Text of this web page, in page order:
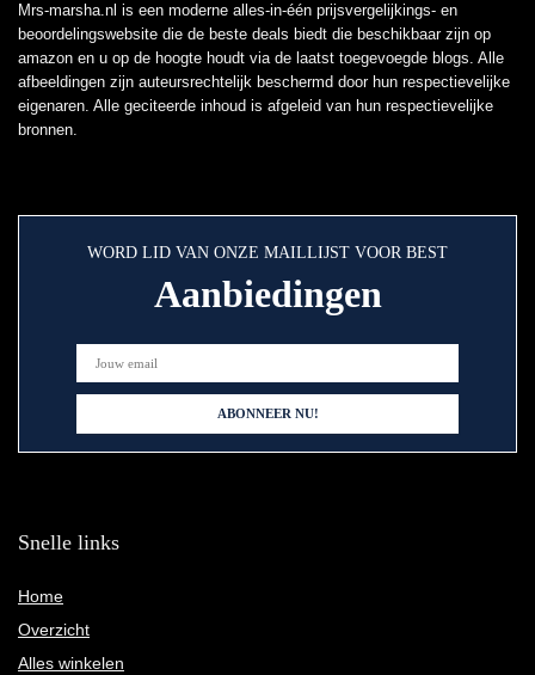
Mrs-marsha.nl is een moderne alles-in-één prijsvergelijkings- en
beoordelingswebsite die de beste deals biedt die beschikbaar zijn op
amazon en u op de hoogte houdt via de laatst toegevoegde blogs. Alle
afbeeldingen zijn auteursrechtelijk beschermd door hun respectievelijke
eigenaren. Alle geciteerde inhoud is afgeleid van hun respectievelijke
bronnen.
WORD LID VAN ONZE MAILLIJST VOOR BEST
Aanbiedingen
Snelle links
Home
Overzicht
Alles winkelen